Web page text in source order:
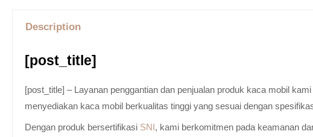
Description
[post_title]
[post_title] – Layanan penggantian dan penjualan produk kaca mobil
menyediakan kaca mobil berkualitas tinggi yang sesuai dengan
Dengan produk bersertifikasi SNI, kami berkomitmen pada keamanan